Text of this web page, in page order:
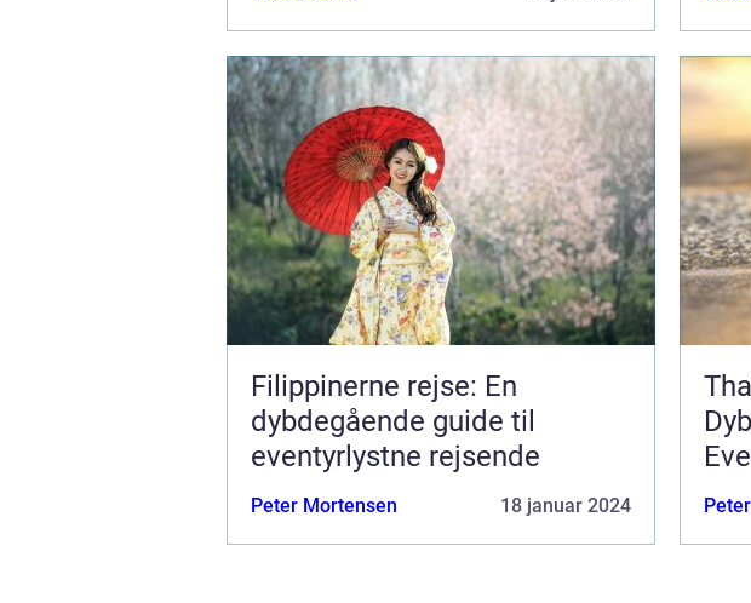
Filippinerne rejse: En
dybdegående guide til
eventyrlystne rejsende
Peter Mortensen 18 januar 2024